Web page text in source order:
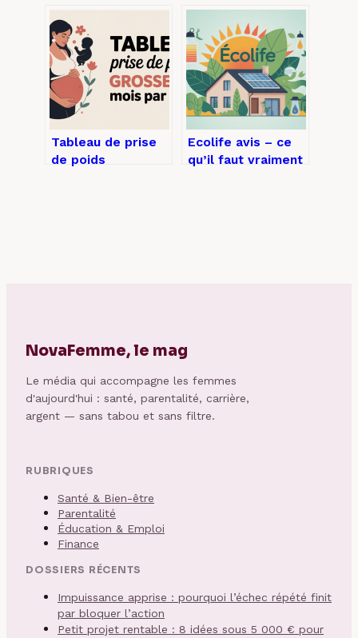
corps, symptômes
et rôle clé chez la
femme
vraiment manger
sans stress
Tableau de prise
de poids
Ecolife avis – ce
qu’il faut vraiment
NovaFemme, le mag
Le média qui accompagne les femmes
d'aujourd'hui : santé, parentalité, carrière,
argent — sans tabou et sans filtre.
RUBRIQUES
Santé & Bien-être
Parentalité
Éducation & Emploi
Finance
DOSSIERS RÉCENTS
Impuissance apprise : pourquoi l’échec répété finit
par bloquer l’action
Petit projet rentable : 8 idées sous 5 000 € pour